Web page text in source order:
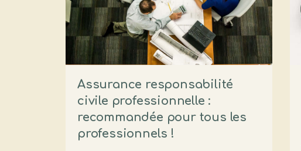
Assurance responsabilité
civile professionnelle :
recommandée pour tous les
professionnels !